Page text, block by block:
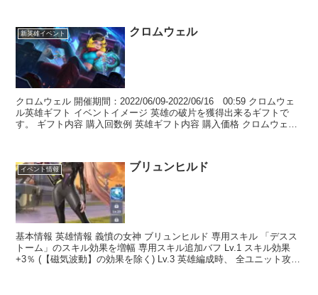
新英雄イベント クロムウェル
クロムウェル 開催期間：2022/06/09-2022/06/16 00:59 クロムウェ
ル英雄ギフト イベントイメージ 英雄の破片を獲得出来るギフトで
す。 ギフト内容 購入回数例 英雄ギフト内容 購入価格 クロムウェル
イベント情報 ブリュンヒルド
基本情報 英雄情報 義憤の女神 ブリュンヒルド 専用スキル 「デスス
トーム」のスキル効果を増幅 専用スキル追加バフ Lv.1 スキル効果
+3％ (【磁気波動】の効果を除く) Lv.3 英雄編成時、 全ユニット攻撃